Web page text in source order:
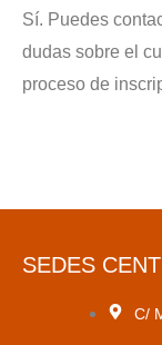
Sí. Puedes
dudas sobre el
proceso de
SEDES
C/